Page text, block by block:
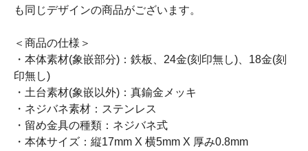
も同じデザインの商品がございます。
＜商品の仕様＞
・本体素材(象嵌部分)：鉄板、24金(刻印無し)、18金(刻
印無し)
・土台素材(象嵌以外)：真鍮金メッキ
・ネジバネ素材：ステンレス
・留め金具の種類：ネジバネ式
・本体サイズ：縦17mm X 横5mm X 厚み0.8mm